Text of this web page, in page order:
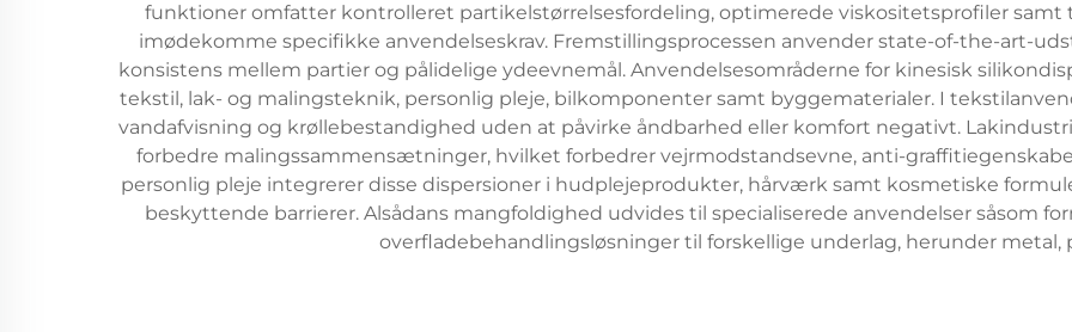
funktioner omfatter kontrolleret partikelstørrelsesfordeling, optimerede viskositetsprofiler samt
imødekomme specifikke anvendelseskrav. Fremstillingsprocessen anvender state-of-the-art-
konsistens mellem partier og pålidelige ydeevnemål. Anvendelsesområderne for kinesisk
tekstil, lak- og malingsteknik, personlig pleje, bilkomponenter samt byggematerialer. I
vandafvisning og krøllebestandighed uden at påvirke åndbarhed eller komfort negativt.
forbedre malingssammensætninger, hvilket forbedrer vejrmodstandsevne, anti-
personlig pleje integrerer disse dispersioner i hudplejeprodukter, hårværk samt kosmetiske
beskyttende barrierer. Alsådans mangfoldighed udvides til specialiserede anvendelser såsom
overfladebehandlingsløsninger til forskellige underlag, herunder metal,